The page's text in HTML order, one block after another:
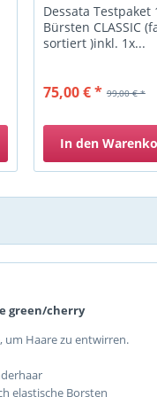
Dessata Testpaket
Bürsten CLASSIC
sortiert )inkl. 1x...
99,00 € *
75,00 € *
In den
green/cherry
um Haare zu entwirren.
elastische Borsten